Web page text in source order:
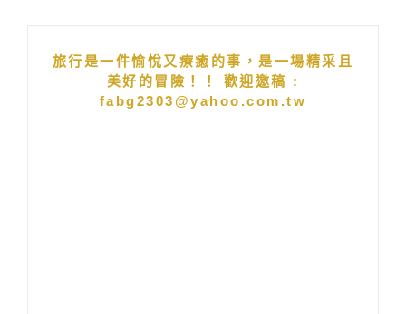
旅行是一件愉悅又療癒的事，是一場精采且
美好的冒險！！ 歡迎邀稿 :
fabg2303@yahoo.com.tw